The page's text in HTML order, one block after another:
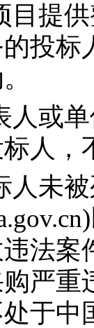
目提
投标
人或
人，
人未
法案
严重
于中